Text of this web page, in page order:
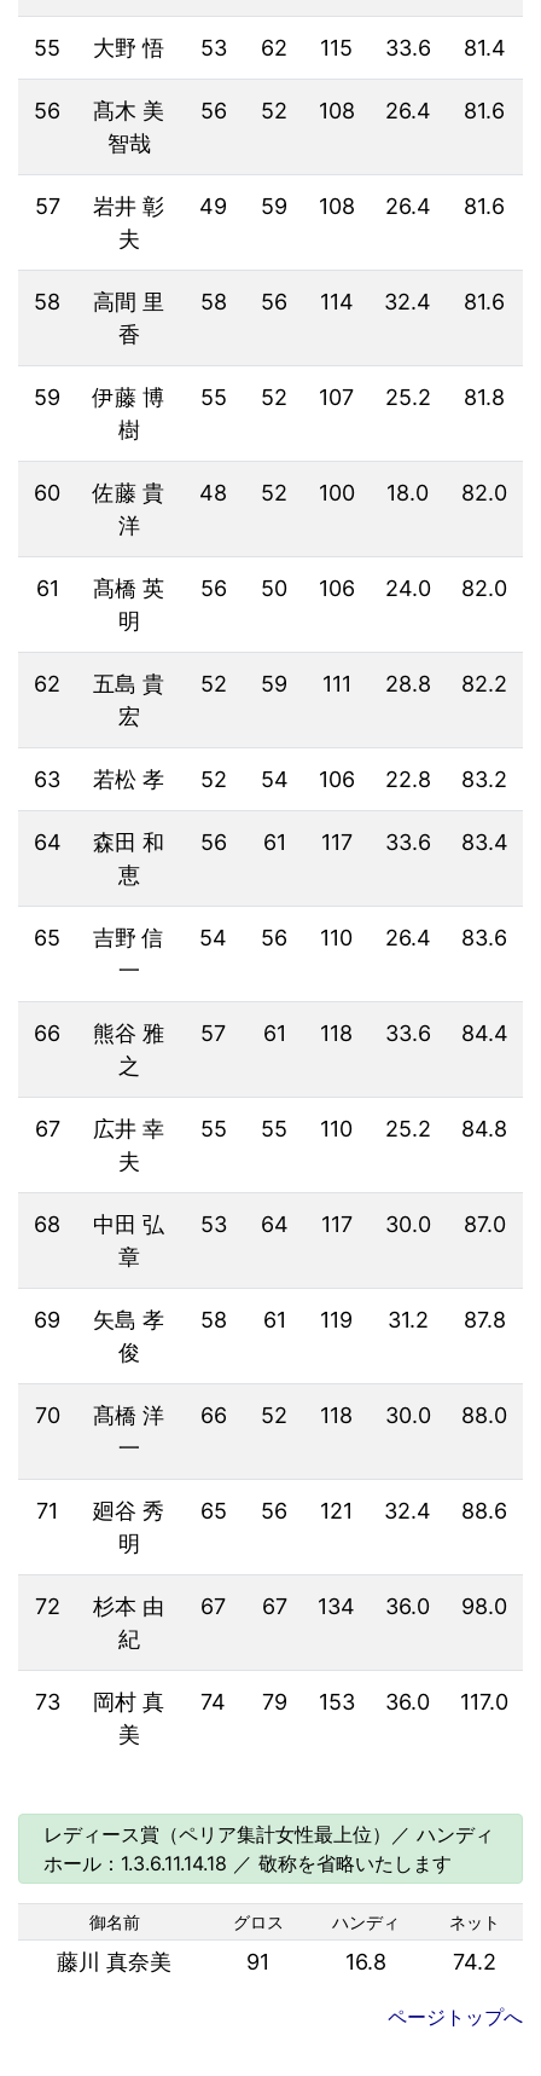
55 大野 悟 53 62 115 33.6 81.4
56
髙木 美
智哉
56 52 108 26.4 81.6
57
岩井 彰
夫
49 59 108 26.4 81.6
58
高間 里
香
58 56 114 32.4 81.6
59
伊藤 博
樹
55 52 107 25.2 81.8
60
佐藤 貴
洋
48 52 100 18.0 82.0
61
髙橋 英
明
56 50 106 24.0 82.0
62
五島 貴
宏
52 59 111 28.8 82.2
63 若松 孝 52 54 106 22.8 83.2
64
森田 和
恵
56 61 117 33.6 83.4
65
吉野 信
一
54 56 110 26.4 83.6
66
熊谷 雅
之
57 61 118 33.6 84.4
67
広井 幸
夫
55 55 110 25.2 84.8
68
中田 弘
章
53 64 117 30.0 87.0
69
矢島 孝
俊
58 61 119 31.2 87.8
70
髙橋 洋
一
66 52 118 30.0 88.0
71
廻谷 秀
明
65 56 121 32.4 88.6
72
杉本 由
紀
67 67 134 36.0 98.0
73
岡村 真
美
74 79 153 36.0 117.0
レディース賞（ペリア集計女性最上位）／ ハンディ
ホール：1.3.6.11.14.18 ／ 敬称を省略いたします
御名前 グロス ハンディ ネット
藤川 真奈美 91 16.8 74.2
ページトップへ